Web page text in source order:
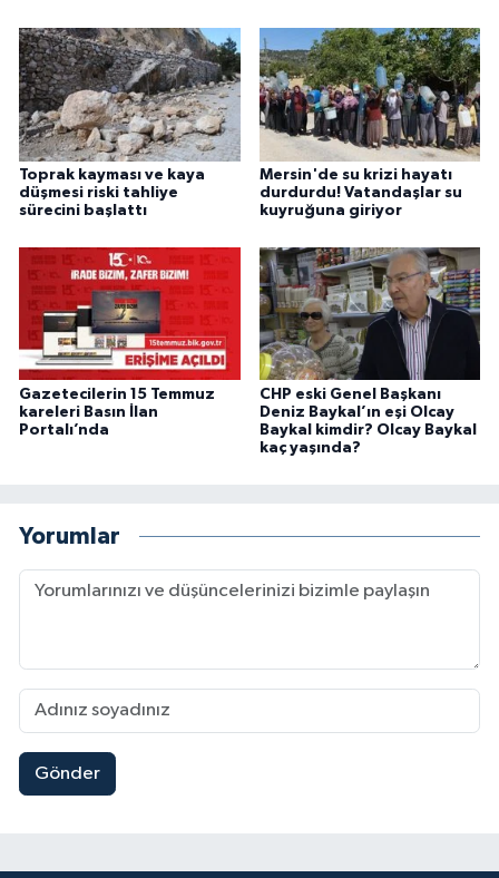
Toprak kayması ve kaya
düşmesi riski tahliye
sürecini başlattı
Mersin'de su krizi hayatı
durdurdu! Vatandaşlar su
kuyruğuna giriyor
Gazetecilerin 15 Temmuz
kareleri Basın İlan
Portalı’nda
CHP eski Genel Başkanı
Deniz Baykal’ın eşi Olcay
Baykal kimdir? Olcay Baykal
kaç yaşında?
Yorumlar
Gönder